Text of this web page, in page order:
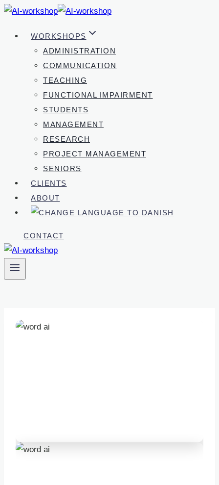
Skip
content
WORKSHOPS
ADMINISTRATION
COMMUNICATION
TEACHING
FUNCTIONAL IMPAIRMENT
STUDENTS
MANAGEMENT
RESEARCH
PROJECT MANAGEMENT
SENIORS
CLIENTS
ABOUT
CONTACT